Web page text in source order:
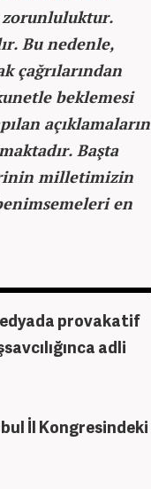
zorunluluktur.
Bu nedenle,
çağrılarından
beklemesi
açıklamaların
Başta
milletimizin
en
provakatif
adli
İl Kongresindeki